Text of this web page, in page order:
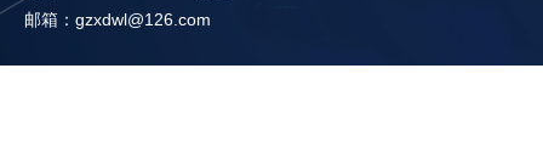
邮箱：gzxdwl@126.com